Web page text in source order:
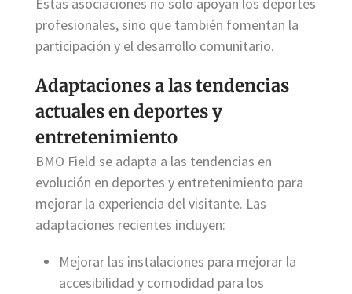
profesionales, sino que también fomentan la
participación y el desarrollo comunitario.
Adaptaciones a las tendencias
actuales en deportes y
entretenimiento
BMO Field se adapta a las tendencias en
evolución en deportes y entretenimiento para
mejorar la experiencia del visitante. Las
adaptaciones recientes incluyen:
Mejorar las instalaciones para mejorar la
accesibilidad y comodidad para los